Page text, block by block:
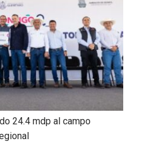
24.4 mdp al campo